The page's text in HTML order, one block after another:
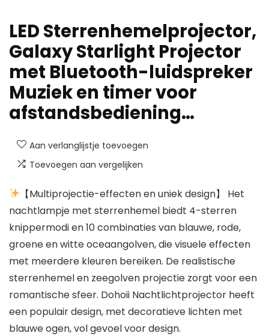
LED Sterrenhemelprojector,
Galaxy Starlight Projector
met Bluetooth-luidspreker
Muziek en timer voor
afstandsbediening…
Aan verlanglijstje toevoegen
Toevoegen aan vergelijken
【Multiprojectie-effecten en uniek design】 Het
nachtlampje met sterrenhemel biedt 4-sterren
knippermodi en 10 combinaties van blauwe, rode,
groene en witte oceaangolven, die visuele effecten
met meerdere kleuren bereiken. De realistische
sterrenhemel en zeegolven projectie zorgt voor een
romantische sfeer. Dohoii Nachtlichtprojector heeft
een populair design, met decoratieve lichten met
blauwe ogen, vol gevoel voor design.